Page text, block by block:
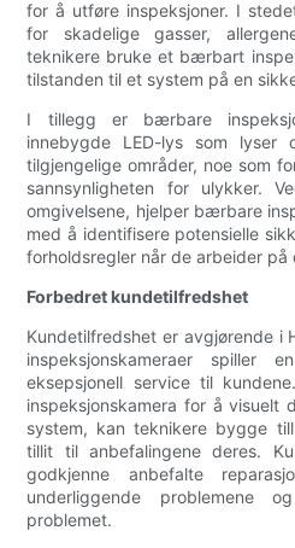
for å utføre inspeksjoner. I
for skadelige gasser,
teknikere bruke et bærbart
tilstanden til et system på en
I tillegg er bærbare
innebygde LED-lys som lyser
tilgjengelige områder, noe som
sannsynligheten for ulykker.
omgivelsene, hjelper bærbare
med å identifisere potensielle
forholdsregler når de arbeider på
Forbedret kundetilfredshet
Kundetilfredshet er avgjørende i
inspeksjonskameraer spiller
eksepsjonell service til
inspeksjonskamera for å visuelt
system, kan teknikere bygge
tillit til anbefalingene deres.
godkjenne anbefalte
underliggende problemene
problemet.